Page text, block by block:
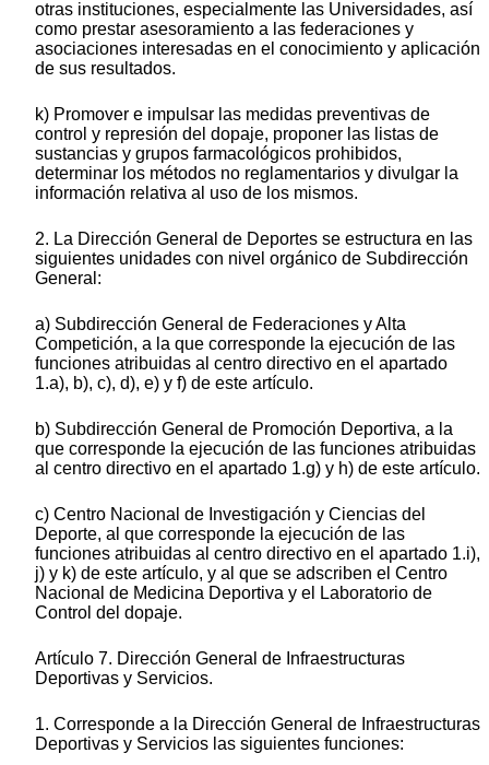
otras instituciones, especialmente las Universidades, así
como prestar asesoramiento a las federaciones y
asociaciones interesadas en el conocimiento y aplicación
de sus resultados.
k) Promover e impulsar las medidas preventivas de
control y represión del dopaje, proponer las listas de
sustancias y grupos farmacológicos prohibidos,
determinar los métodos no reglamentarios y divulgar la
información relativa al uso de los mismos.
2. La Dirección General de Deportes se estructura en las
siguientes unidades con nivel orgánico de Subdirección
General:
a) Subdirección General de Federaciones y Alta
Competición, a la que corresponde la ejecución de las
funciones atribuidas al centro directivo en el apartado
1.a), b), c), d), e) y f) de este artículo.
b) Subdirección General de Promoción Deportiva, a la
que corresponde la ejecución de las funciones atribuidas
al centro directivo en el apartado 1.g) y h) de este artículo.
c) Centro Nacional de Investigación y Ciencias del
Deporte, al que corresponde la ejecución de las
funciones atribuidas al centro directivo en el apartado 1.i),
j) y k) de este artículo, y al que se adscriben el Centro
Nacional de Medicina Deportiva y el Laboratorio de
Control del dopaje.
Artículo 7. Dirección General de Infraestructuras
Deportivas y Servicios.
1. Corresponde a la Dirección General de Infraestructuras
Deportivas y Servicios las siguientes funciones: